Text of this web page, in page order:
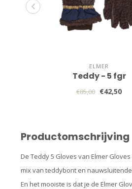
ELMER
Teddy - 5 fgr
€85,00 €42,50
Productomschrijving
De Teddy 5 Gloves van Elmer
mix van teddybont en
En het mooiste is dat je de Elmer